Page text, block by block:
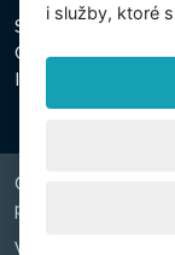
Spoločnosť je
C, vložka 74759
IČO 26150808,
Copyright © 2026
právavyhrazena.
Web by
i služby, ktoré